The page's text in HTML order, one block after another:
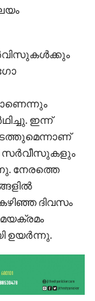
ഇന്ന്
സര്‍വീസുകളും
നേരത്തെ
ദിവസം
ഉയര്‍ന്നു.